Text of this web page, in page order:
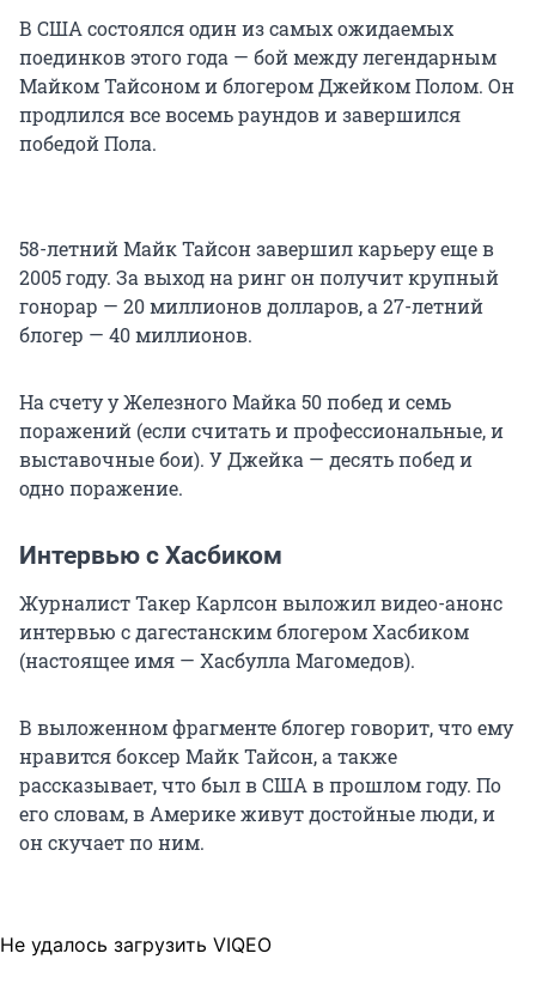
В США состоялся один из самых ожидаемых
поединков этого года — бой между легендарным
Майком Тайсоном и блогером Джейком Полом. Он
продлился все восемь раундов и завершился
победой Пола.
58-летний Майк Тайсон завершил карьеру еще в
2005 году. За выход на ринг он получит крупный
гонорар — 20 миллионов долларов, а 27-летний
блогер — 40 миллионов.
На счету у Железного Майка 50 побед и семь
поражений (если считать и профессиональные, и
выставочные бои). У Джейка — десять побед и
одно поражение.
Интервью с Хасбиком
Журналист Такер Карлсон выложил видео-анонс
интервью с дагестанским блогером Хасбиком
(настоящее имя — Хасбулла Магомедов).
В выложенном фрагменте блогер говорит, что ему
нравится боксер Майк Тайсон, а также
рассказывает, что был в США в прошлом году. По
его словам, в Америке живут достойные люди, и
он скучает по ним.
Не удалось загрузить VIQEO